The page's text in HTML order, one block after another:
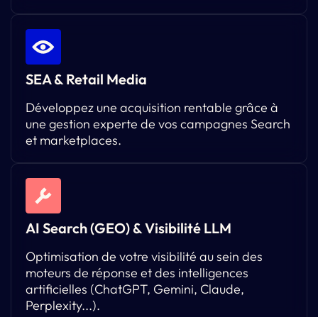
SEA & Retail Media
Développez une acquisition rentable grâce à
une gestion experte de vos campagnes Search
et marketplaces.
AI Search (GEO) & Visibilité LLM
Optimisation de votre visibilité au sein des
moteurs de réponse et des intelligences
artificielles (ChatGPT, Gemini, Claude,
Perplexity...).